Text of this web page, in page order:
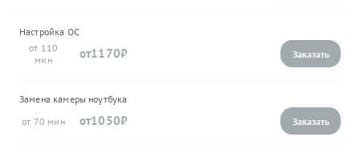
Настройка ОС
110
1170
Замена камеры ноутбука
70
1050